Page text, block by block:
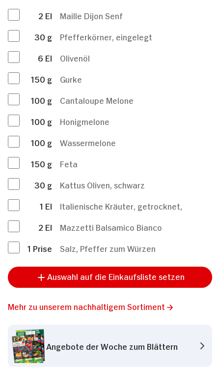
2 El
Maille Dijon Senf
30 g
Pfefferkörner, eingelegt
6 El
Olivenöl
150 g
Gurke
100 g
Cantaloupe Melone
100 g
Honigmelone
100 g
Wassermelone
150 g
Feta
30 g
Kattus Oliven, schwarz
1 El
Italienische Kräuter, getrocknet,
2 El
Mazzetti Balsamico Bianco
1 Prise Salz, Pfeffer zum Würzen
Auswahl auf die Einkaufsliste setzen
Mehr zu unserem nachhaltigem Sortiment
Angebote der Woche zum Blättern